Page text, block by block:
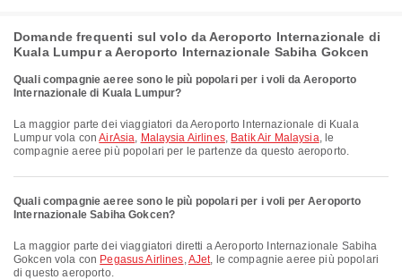
Domande frequenti sul volo da Aeroporto Internazionale di
Kuala Lumpur a Aeroporto Internazionale Sabiha Gokcen
Quali compagnie aeree sono le più popolari per i voli da Aeroporto
Internazionale di Kuala Lumpur?
La maggior parte dei viaggiatori da Aeroporto Internazionale di Kuala
Lumpur vola conAirAsia, Malaysia Airlines, Batik Air Malaysia, le
compagnie aeree più popolari per le partenze da questo aeroporto.
Quali compagnie aeree sono le più popolari per i voli per Aeroporto
Internazionale Sabiha Gokcen?
La maggior parte dei viaggiatori diretti a Aeroporto Internazionale Sabiha
Gokcen vola con Pegasus Airlines,AJet, le compagnie aeree più popolari
di questo aeroporto.